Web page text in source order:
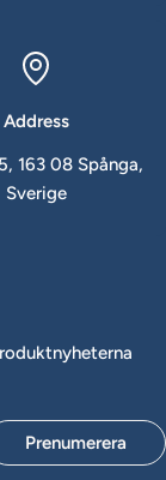
Address
163 08 Spånga,
Sverige
Prenumerera